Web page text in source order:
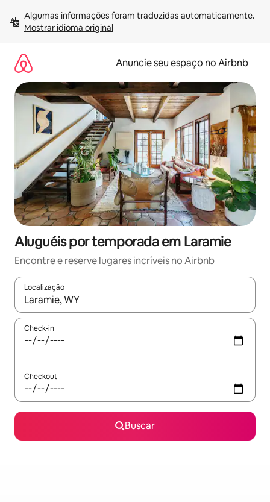
para
Mostrar idioma original
Anuncie seu espaço no Airbnb
Aluguéis por temporada em Laramie
Encontre e reserve lugares incríveis no Airbnb
Localização
Quando os resultados estiverem disponíveis, explore-os
Check-in
Checkout
Buscar